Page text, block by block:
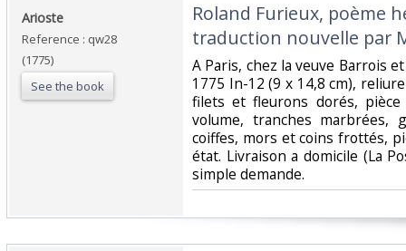
‎Arioste‎
Reference : qw28
(1775)
See the book
‎Roland Furieux, poème
traduction nouvelle par
‎A Paris, chez la veuve Barrois
1775 In-12 (9 x 14,8 cm),
filets et fleurons dorés,
volume, tranches marbrées,
coiffes, mors et coins frottés,
état. Livraison a domicile (La
simple demande.‎